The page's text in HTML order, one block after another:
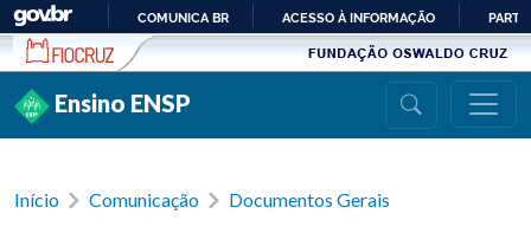
Ir para conteúdo
PARA
COMUNICA BR ACESSO À INFORMAÇÃO
Ensino ENSP
Início Comunicação Documentos Gerais